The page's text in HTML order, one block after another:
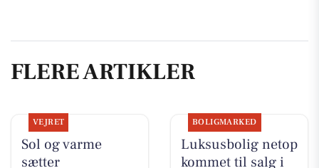
FLERE ARTIKLER
VEJRET
Sol og varme
sætter
BOLIGMARKED
Luksusbolig netop
kommet til salg i